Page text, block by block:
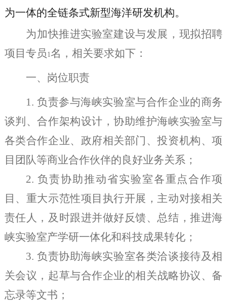
为一体的全链条式新型海洋研发机构。
为加快推进实验室建设与发展，现拟招聘
项目专员 1名，相关要求如下：
一、岗位职责
1. 负责参与海峡实验室与合作企业的商务
谈判、合作架构设计，协助维护海峡实验室与
各类合作企业、政府相关部门、投资机构、项
目团队等商业合作伙伴的良好业务关系；
2.负责协助推动省实验室各重点合作项
目、重大示范性项目执行开展，主动对接相关
责任人，及时跟进并做好反馈、总结，推进海
峡实验室产学研一体化和科技成果转化；
3. 负责协助海峡实验室各类洽谈接待及相
关会议 ，起草与合作企业的相关战略协议、备
忘录等文书；